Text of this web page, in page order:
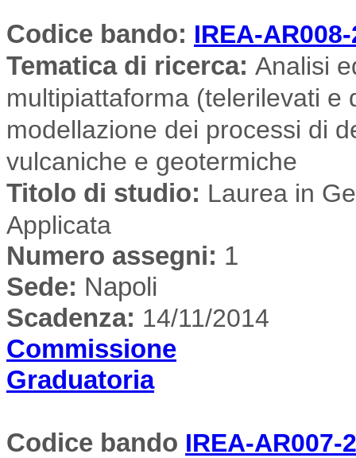
Codice bando: IREA-
Tematica di ricerca: Analisi
multipiattaforma (telerilevati e
modellazione dei processi di
vulcaniche e geotermiche
Titolo di studio: Laurea in
Applicata
Numero assegni: 1
Sede: Napoli
Scadenza: 14/11/2014
Commissione
Graduatoria
Codice bando IREA-AR007-